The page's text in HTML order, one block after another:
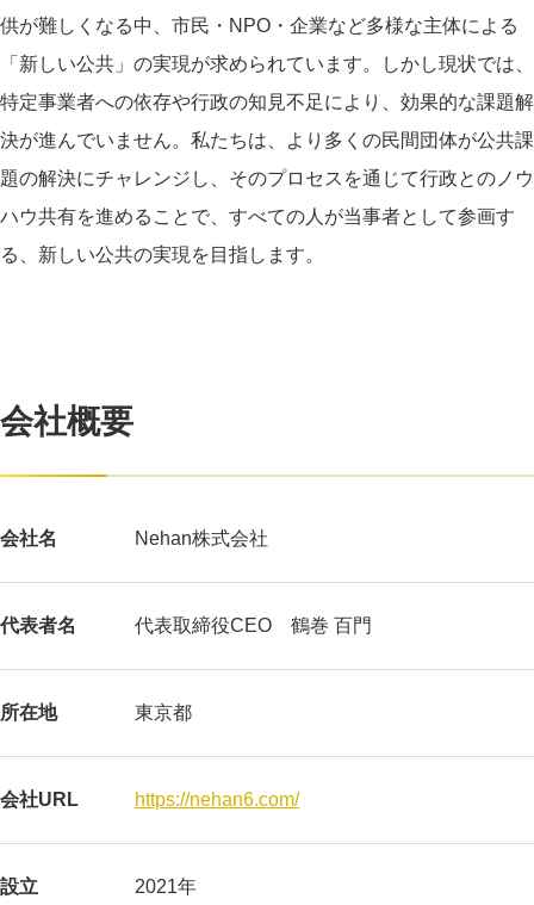
供が難しくなる中、市民・NPO・企業など多様な主体による
「新しい公共」の実現が求められています。しかし現状では、
特定事業者への依存や行政の知見不足により、効果的な課題解
決が進んでいません。私たちは、より多くの民間団体が公共課
題の解決にチャレンジし、そのプロセスを通じて行政とのノウ
ハウ共有を進めることで、すべての人が当事者として参画す
る、新しい公共の実現を目指します。
会社概要
会社名 Nehan株式会社
代表者名 代表取締役CEO 鶴巻 百門
所在地 東京都
会社URL https://nehan6.com/
設立 2021年